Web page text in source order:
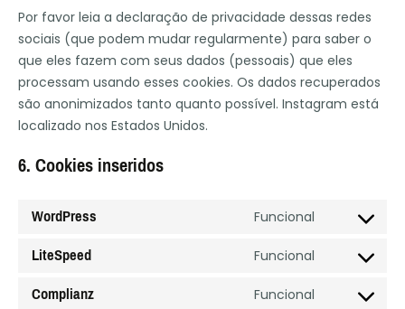
Por favor leia a declaração de privacidade dessas redes
sociais (que podem mudar regularmente) para saber o
que eles fazem com seus dados (pessoais) que eles
processam usando esses cookies. Os dados recuperados
são anonimizados tanto quanto possível. Instagram está
localizado nos Estados Unidos.
6. Cookies inseridos
WordPress Funcional
LiteSpeed Funcional
Complianz Funcional